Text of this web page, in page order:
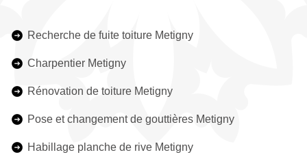
Recherche de fuite toiture Metigny
Charpentier Metigny
Rénovation de toiture Metigny
Pose et changement de gouttières Metigny
Habillage planche de rive Metigny